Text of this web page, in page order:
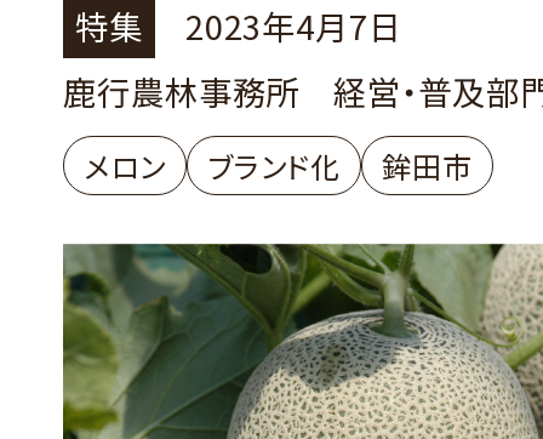
特集
2023年4月7日
鹿行農林事務所 経営・普及部
メロン ブランド化 鉾田市